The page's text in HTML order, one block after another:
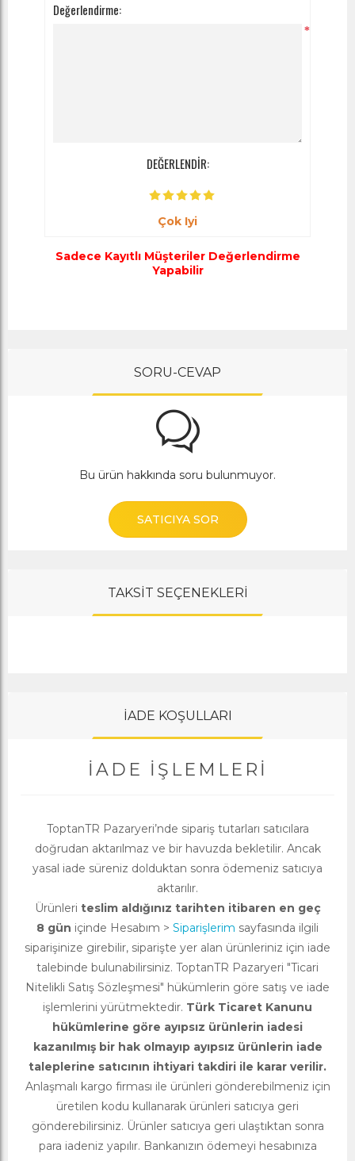
Değerlendirme:
*
DEĞERLENDİR:
Çok Iyi
Sadece Kayıtlı Müşteriler Değerlendirme
Yapabilir
SORU-CEVAP
Bu ürün hakkında soru bulunmuyor.
SATICIYA SOR
TAKSİT SEÇENEKLERİ
İADE KOŞULLARI
İADE İŞLEMLERI
ToptanTR Pazaryeri’nde sipariş tutarları satıcılara
doğrudan aktarılmaz ve bir havuzda bekletilir. Ancak
yasal iade süreniz dolduktan sonra ödemeniz satıcıya
aktarılır.
Ürünleri teslim aldığınız tarihten itibaren en geç
8 gün içinde Hesabım > Siparişlerim sayfasında ilgili
siparişinize girebilir, siparişte yer alan ürünleriniz için iade
talebinde bulunabilirsiniz. ToptanTR Pazaryeri "Ticari
Nitelikli Satış Sözleşmesi" hükümlerin göre satış ve iade
işlemlerini yürütmektedir. Türk Ticaret Kanunu
hükümlerine göre ayıpsız ürünlerin iadesi
kazanılmış bir hak olmayıp ayıpsız ürünlerin iade
taleplerine satıcının ihtiyari takdiri ile karar verilir.
Anlaşmalı kargo firması ile ürünleri gönderebilmeniz için
üretilen kodu kullanarak ürünleri satıcıya geri
gönderebilirsiniz. Ürünler satıcıya geri ulaştıktan sonra
para iadeniz yapılır. Bankanızın ödemeyi hesabınıza